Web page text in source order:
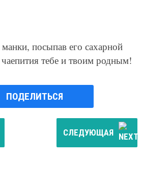
посыпав его сахарной
тебе и твоим родным!
ПОДЕЛИТЬСЯ
СЛЕДУЮЩАЯ